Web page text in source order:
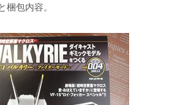
梱包内容。